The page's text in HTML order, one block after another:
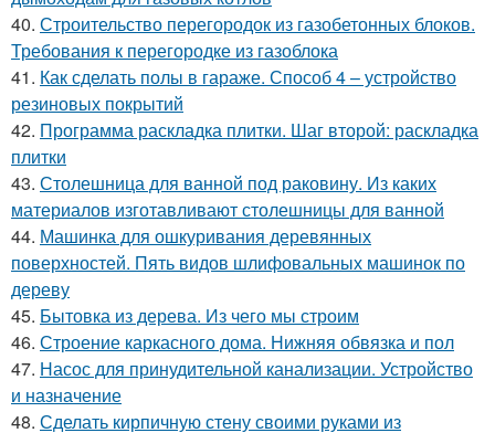
40. Строительство перегородок из газобетонных блоков.
Требования к перегородке из газоблока
41. Как сделать полы в гараже. Способ 4 – устройство
резиновых покрытий
42. Программа раскладка плитки. Шаг второй: раскладка
плитки
43. Столешница для ванной под раковину. Из каких
материалов изготавливают столешницы для ванной
44. Машинка для ошкуривания деревянных
поверхностей. Пять видов шлифовальных машинок по
дереву
45. Бытовка из дерева. Из чего мы строим
46. Строение каркасного дома. Нижняя обвязка и пол
47. Насос для принудительной канализации. Устройство
и назначение
48. Сделать кирпичную стену своими руками из